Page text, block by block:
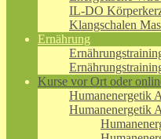
IL-DO
Klangschalen
Ernährung
Kurse vor Ort oder
Humanenergetik
Humanenergetik